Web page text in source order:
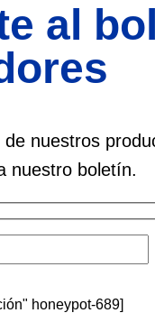
al
nuestros
nuestro boletín.
honeypot-689]